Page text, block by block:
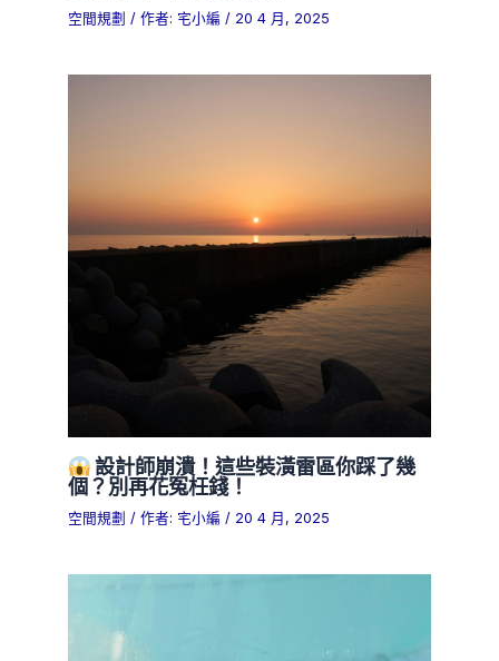
空間規劃 / 作者: 宅小編 / 20 4 月, 2025
設計師崩潰！這些裝潢雷區你踩了幾
個？別再花冤枉錢！
空間規劃 / 作者: 宅小編/ 20 4 月, 2025